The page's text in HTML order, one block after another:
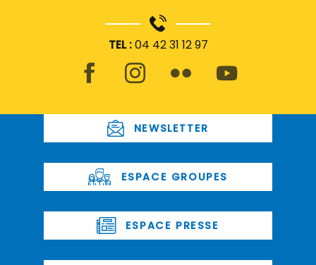
TEL :04 42 31 12 97
NEWSLETTER
ESPACE GROUPES
ESPACE PRESSE